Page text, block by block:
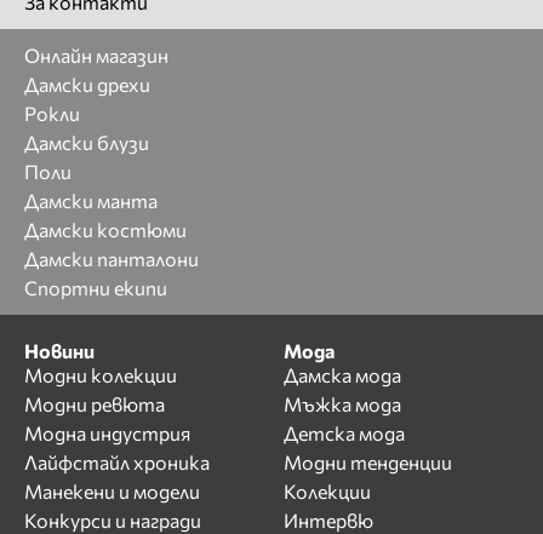
Онлайн магазин
Дамски дрехи
Рокли
Дамски блузи
Поли
Дамски манта
Дамски костюми
Дамски панталони
Спортни екипи
Новини
Модни колекции
Модни ревюта
Модна индустрия
Лайфстайл хроника
Манекени и модели
Конкурси и награди
Мода
Дамска мода
Мъжка мода
Детска мода
Модни тенденции
Колекции
Интервю